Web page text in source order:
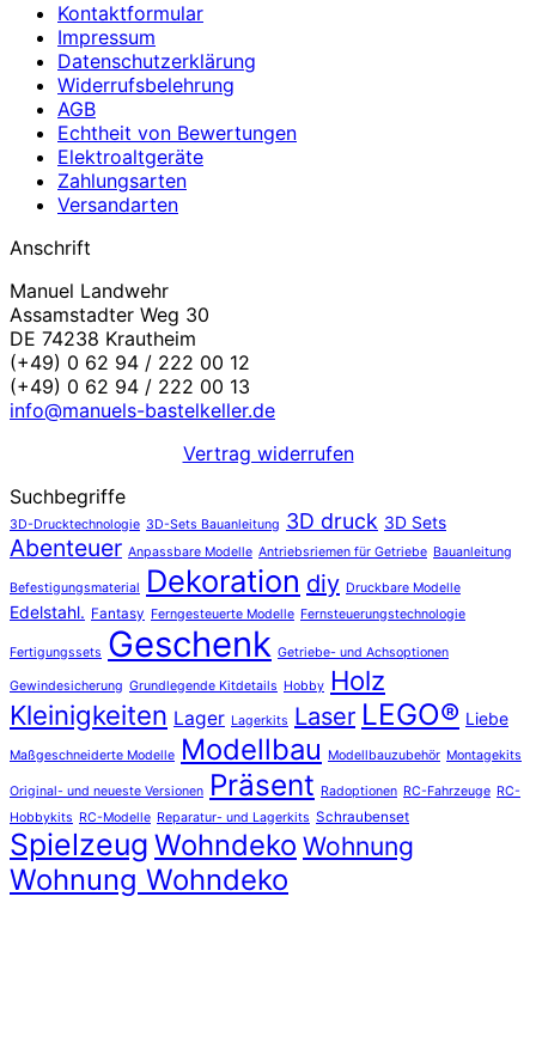
Kontaktformular
Impressum
Datenschutzerklärung
Widerrufsbelehrung
AGB
Echtheit von Bewertungen
Elektroaltgeräte
Zahlungsarten
Versandarten
Anschrift
Manuel Landwehr
Assamstadter Weg 30
DE 74238 Krautheim
(+49) 0 62 94 / 222 00 12
(+49) 0 62 94 / 222 00 13
info@manuels-bastelkeller.de
Vertrag widerrufen
Suchbegriffe
3D-Drucktechnologie 3D-Sets Bauanleitung 3D druck 3D Sets
Abenteuer Anpassbare Modelle Antriebsriemen für Getriebe Bauanleitung
Befestigungsmaterial Dekoration diy Druckbare Modelle
Edelstahl. Fantasy Ferngesteuerte Modelle Fernsteuerungstechnologie
Fertigungssets Geschenk Getriebe- und Achsoptionen
Gewindesicherung Grundlegende Kitdetails Hobby Holz
Kleinigkeiten Lager Lagerkits Laser LEGO® Liebe
Maßgeschneiderte Modelle Modellbau Modellbauzubehör Montagekits
Original- und neueste Versionen Präsent Radoptionen RC-Fahrzeuge RC-
Hobbykits RC-Modelle Reparatur- und Lagerkits Schraubenset
Spielzeug Wohndeko Wohnung
Wohnung Wohndeko